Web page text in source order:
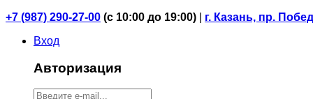
+7 (987) 290-27-00 (с 10:00 до 19:00)
г. Казань, пр.
Вход
Авторизация